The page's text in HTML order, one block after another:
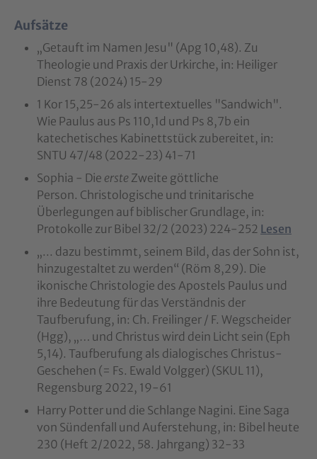
Aufsätze
„Getauft im Namen Jesu" (Apg 10,48). Zu
Theologie und Praxis der Urkirche, in: Heiliger
Dienst 78 (2024) 15-29
1 Kor 15,25-26 als intertextuelles "Sandwich".
Wie Paulus aus Ps 110,1d und Ps 8,7b ein
katechetisches Kabinettstück zubereitet, in:
SNTU 47/48 (2022-23) 41-71
Sophia - Die erste Zweite göttliche
Person. Christologische und trinitarische
Überlegungen auf biblischer Grundlage, in:
Protokolle zur Bibel 32/2 (2023) 224-252 Lesen
„... dazu bestimmt, seinem Bild, das der Sohn ist,
hinzugestaltet zu werden“ (Röm 8,29). Die
ikonische Christologie des Apostels Paulus und
ihre Bedeutung für das Verständnis der
Taufberufung, in: Ch. Freilinger / F. Wegscheider
(Hgg), „… und Christus wird dein Licht sein (Eph
5,14). Taufberufung als dialogisches Christus-
Geschehen (= Fs. Ewald Volgger) (SKUL 11),
Regensburg 2022, 19-61
Harry Potter und die Schlange Nagini. Eine Saga
von Sündenfall und Auferstehung, in: Bibel heute
230 (Heft 2/2022, 58. Jahrgang) 32-33